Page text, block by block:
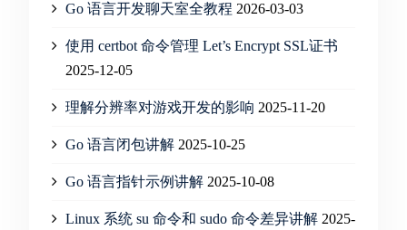
Go 语言开发聊天室全教程 2026-03-03
使用 certbot 命令管理 Let’s Encrypt SSL证书
2025-12-05
理解分辨率对游戏开发的影响 2025-11-20
Go 语言闭包讲解 2025-10-25
Go 语言指针示例讲解 2025-10-08
Linux 系统 su 命令和 sudo 命令差异讲解 2025-